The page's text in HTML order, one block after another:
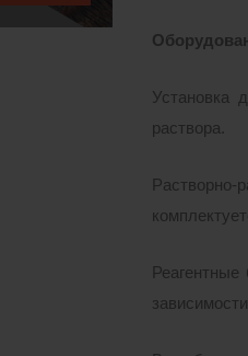
Установка
раствора.